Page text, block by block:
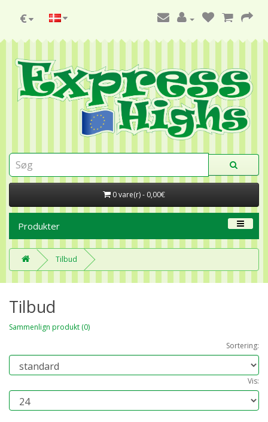
€
0 vare(r) - 0,00€
Produkter
Tilbud
Tilbud
Sammenlign produkt (0)
Sortering:
Vis: